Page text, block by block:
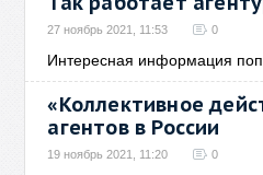
27 ноябрь 2021, 11:53 0
Интересная информация
«Коллективное
агентов в России
19 ноябрь 2021, 11:20 0